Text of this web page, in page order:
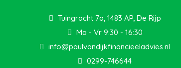
Tuingracht 7a, 1483 AP, De Rijp
Ma - Vr 9:30 - 16:30
info@paulvandijkfinancieeladvies.nl
0299-746644